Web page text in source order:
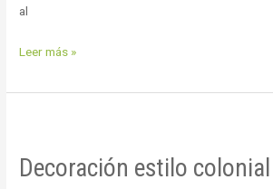
al
Leer más »
Decoración estilo
colonial